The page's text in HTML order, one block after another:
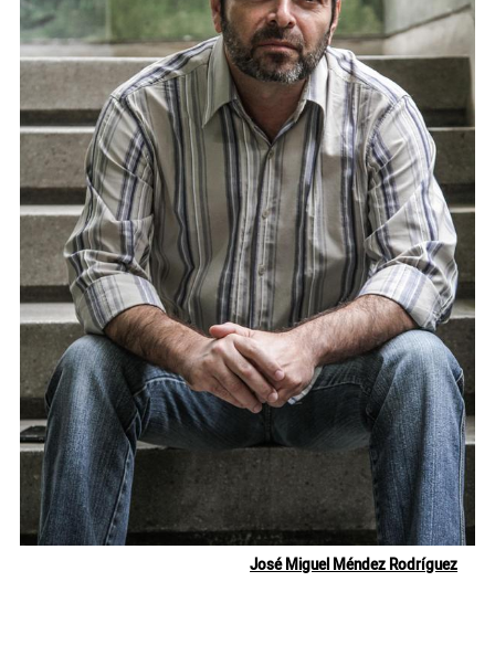
José Miguel Méndez Rodríguez